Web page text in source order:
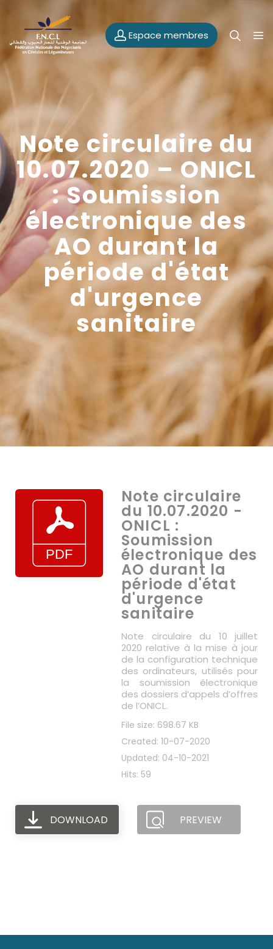
Espace membres
Note circulaire du
10.07.2020 – ONICL
: Soumission
électronique des
AO durant la
période d'état
d'urgence
sanitaire
Note circulaire
du 10.07.2020 -
ONICL :
Soumission
électronique des
AO durant la
période d'état
d'urgence
sanitaire
Note circulaire du 10 juillet
2020 relative à la mise à jour
de la configuration technique
des ordinateurs, utilisés pour
la soumission électronique
des dossiers d’appels d’offres
de l’ONICL.
File size: 698.67 KB
Created: 10-07-2020
Updated: 04-10-2021
Hits: 59
DOWNLOAD PREVIEW